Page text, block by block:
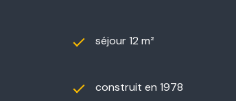
séjour 12 m²
construit en 1978